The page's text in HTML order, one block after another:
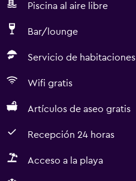
Piscina al aire libre
Bar/lounge
Servicio de habitaciones
Wifi gratis
Artículos de aseo gratis
Recepción 24 horas
Acceso a la playa